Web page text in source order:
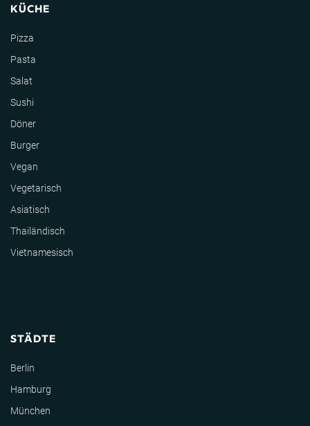
KÜCHE
Pizza
Pasta
Salat
Sushi
Döner
Burger
Vegan
Vegetarisch
Asiatisch
Thailändisch
Vietnamesisch
STÄDTE
Berlin
Hamburg
München